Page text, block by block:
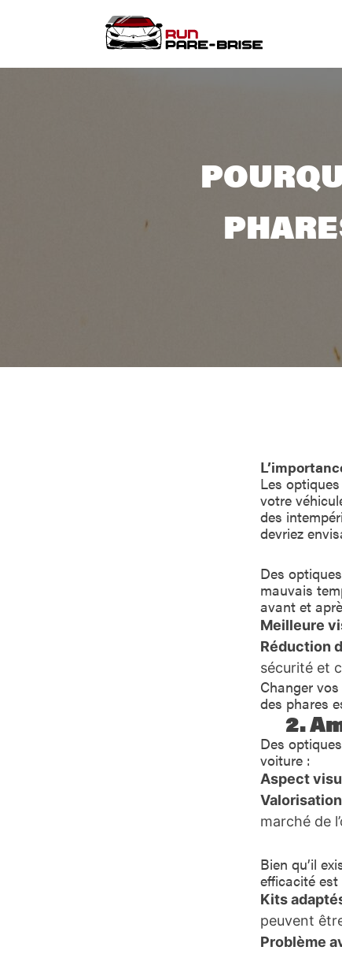
Les
votre
des
devriez
Des
mauvais
avant et
Meilleure
Réduction
sécurité et
Changer
des phares
2.
Des
voiture :
Aspect
marché de
Bien qu’il
efficacité
Kits
peuvent
Problème